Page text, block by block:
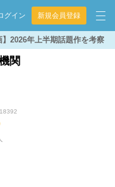
グイン 新規会員登録
】2026年上半期話題作を考察
関